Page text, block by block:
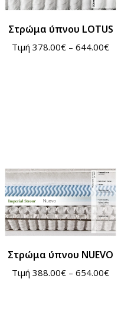
Στρώμα ύπνου LOTUS
Τιμή 378.00€ – 644.00€
Στρώμα ύπνου NUEVO
Τιμή 388.00€ – 654.00€